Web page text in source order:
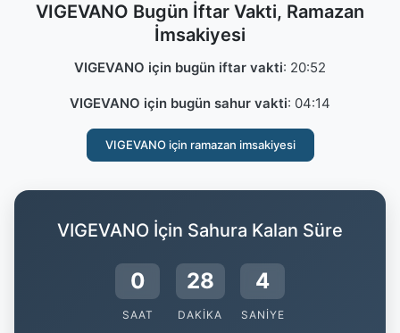
VIGEVANO Bugün İftar Vakti, Ramazan
İmsakiyesi
VIGEVANO için bugün iftar vakti: 20:52
VIGEVANO için bugün sahur vakti: 04:14
VIGEVANO için ramazan imsakiyesi
VIGEVANO İçin Sahura Kalan Süre
0
SAAT
28
DAKIKA
3
SANIYE